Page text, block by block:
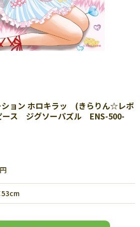
ョン ホロキラッ (きらりん☆レボ
ス ジグソーパズル ENS-500-